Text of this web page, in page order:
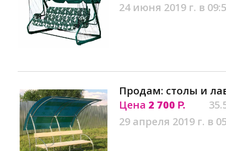
24 июня 2019 г. в
Продам: столы и
Цена 2 700 Р.
29 апреля 2019 г. в